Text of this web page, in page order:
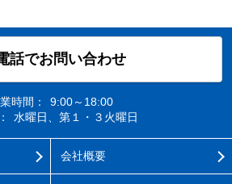
話でお問い合わせ
時間：
9:00～18:00
水曜日、第１・３火曜日
会社概要